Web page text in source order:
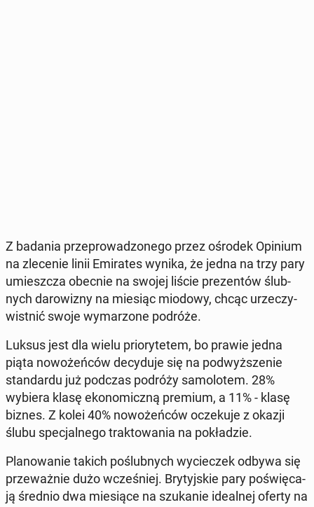
Z badania prze­pro­wa­dzo­ne­go przez ośrodek Opinium
na zle­ce­nie linii Emi­ra­tes wynika, że jedna na trzy pary
umiesz­cza obecnie na swojej liście pre­zen­tów ślub­
nych da­ro­wi­zny na miesiąc miodowy, chcąc urze­czy­
wist­nić swoje wy­ma­rzo­ne podróże.
Luksus jest dla wielu prio­ry­te­tem, bo prawie jedna
piąta no­wo­żeń­ców de­cy­du­je się na pod­wyż­sze­nie
stan­dar­du już podczas podróży sa­mo­lo­tem. 28%
wybiera klasę eko­no­micz­ną premium, a 11% - klasę
biznes. Z kolei 40% no­wo­żeń­ców ocze­ku­je z okazji
ślubu spe­cjal­ne­go trak­to­wa­nia na po­kła­dzie.
Pla­no­wa­nie takich po­ślub­nych wy­cie­czek odbywa się
prze­waż­nie dużo wcze­śniej. Bry­tyj­skie pary po­świę­ca­
ją średnio dwa mie­sią­ce na szu­ka­nie ide­al­nej oferty na